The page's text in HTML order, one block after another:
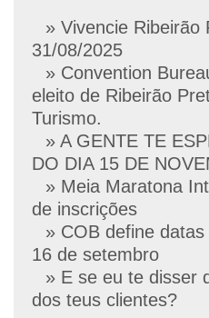
» Vivencie
31/08/2025
» Convention
eleito de Ribeirão
Turismo.
» A GENTE TE
DO DIA 15 DE
» Meia Maratona
de inscrições
» COB define
16 de setembro
» E se eu te disser
dos teus clientes?